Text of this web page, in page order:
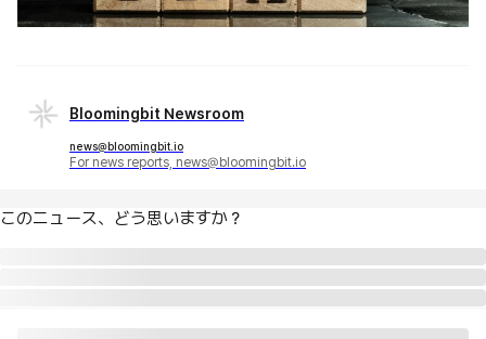
Bloomingbit Newsroom
news@bloomingbit.io
For news reports, news@bloomingbit.io
このニュース、どう思いますか？